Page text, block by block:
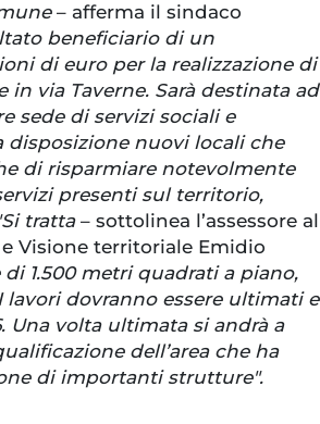
– afferma il sindaco
beneficiario di un
di euro per la realizzazione di
via Taverne. Sarà destinata ad
sede di servizi sociali e
disposizione nuovi locali che
di risparmiare notevolmente
presenti sul territorio,
tratta– sottolinea l’assessore al
Visione territoriale Emidio
1.500 metri quadrati a piano,
dovranno essere ultimati e
Una volta ultimata si andrà a
dell’area che ha
di importanti strutture".